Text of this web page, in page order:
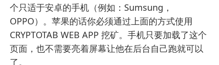
个只适于安卓的手机（例如：Sumsung，
OPPO）。苹果的话你必须通过上面的方式使用
CRYPTOTAB WEB APP 挖矿。手机只要加载了这个
页面，也不需要亮着屏幕让他在后台自己跑就可以
了。